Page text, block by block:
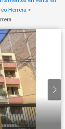
Herrera >